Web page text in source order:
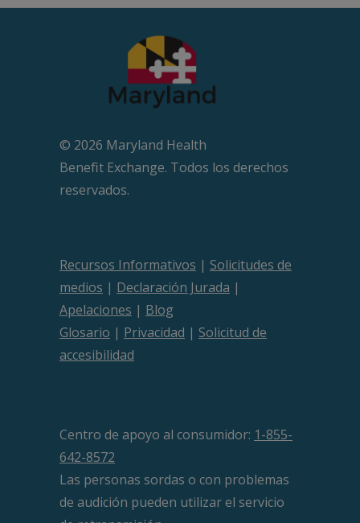
© 2026 Maryland Health
Beneﬁt Exchange. Todos los derechos
reservados.
Recursos Informativos | Solicitudes de
medios | Declaración Jurada |
Apelaciones | Blog
Glosario | Privacidad | Solicitud de
accesibilidad
Centro de apoyo al consumidor: 1-855-
642-8572
Las personas sordas o con problemas
de audición pueden utilizar el servicio